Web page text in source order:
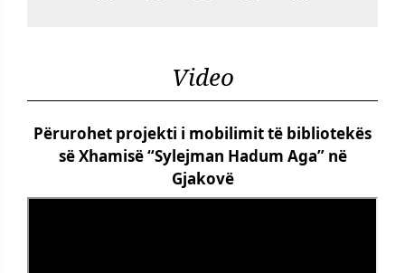
Video
Përurohet projekti i mobilimit të bibliotekës
së Xhamisë “Sylejman Hadum Aga” në
Gjakovë